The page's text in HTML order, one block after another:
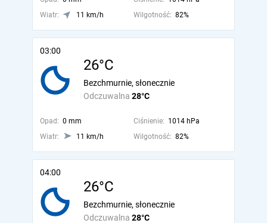
Wiatr:
11 km/h Wilgotność: 82%
03:00
26°C
Odczuwalna 28°C
Bezchmurnie, słonecznie
Opad: 0 mm Ciśnienie: 1014 hPa
Wiatr:
11 km/h Wilgotność: 82%
04:00
26°C
Odczuwalna 28°C
Bezchmurnie, słonecznie